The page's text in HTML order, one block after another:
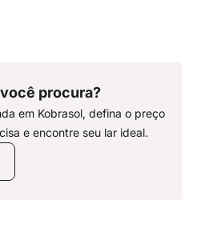
procura?
em Kobrasol, defina o preço
e encontre seu lar ideal.